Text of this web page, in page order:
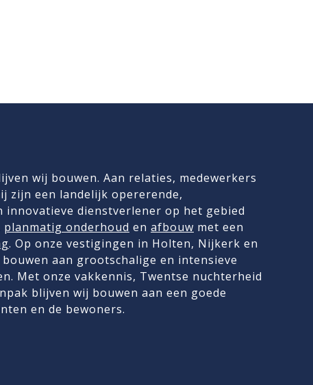
wij bouwen. Aan relaties, medewerkers
zijn een landelijk opererende,
innovatieve dienstverlener op het gebied
planmatig onderhoud en afbouw met een
. Op onze vestigingen in Holten, Nijkerk en
aan grootschalige en intensieve
Met onze vakkennis, Twentse nuchterheid
blijven wij bouwen aan een goede
en de bewoners.